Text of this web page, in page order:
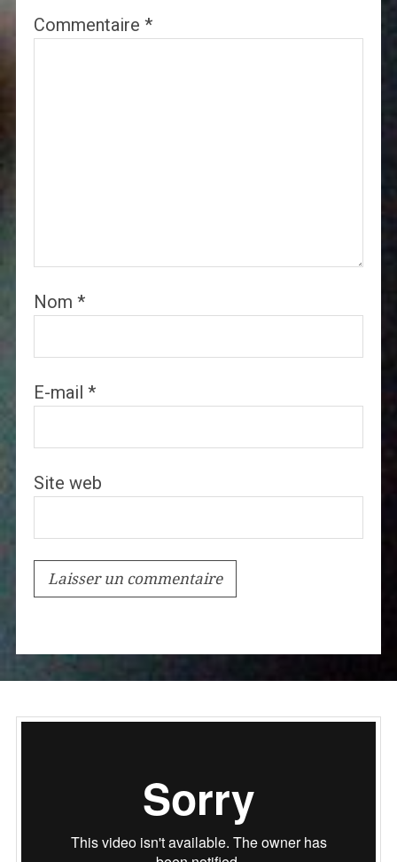
Commentaire *
Nom *
E-mail *
Site web